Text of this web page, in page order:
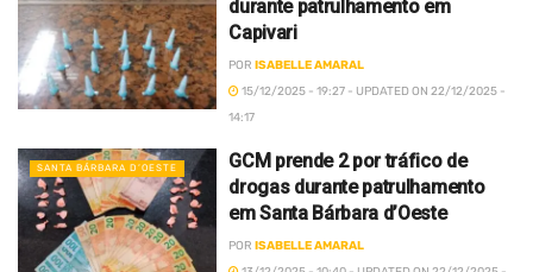
durante patrulhamento em
Capivari
POR ISABELLE AMARAL
15/12/2025 - 19:27 - UPDATED ON 22/12/2025 -
14:17
SANTA BÁRBARA D’OESTE
GCM prende 2 por tráfico de
drogas durante patrulhamento
em Santa Bárbara d’Oeste
POR ISABELLE AMARAL